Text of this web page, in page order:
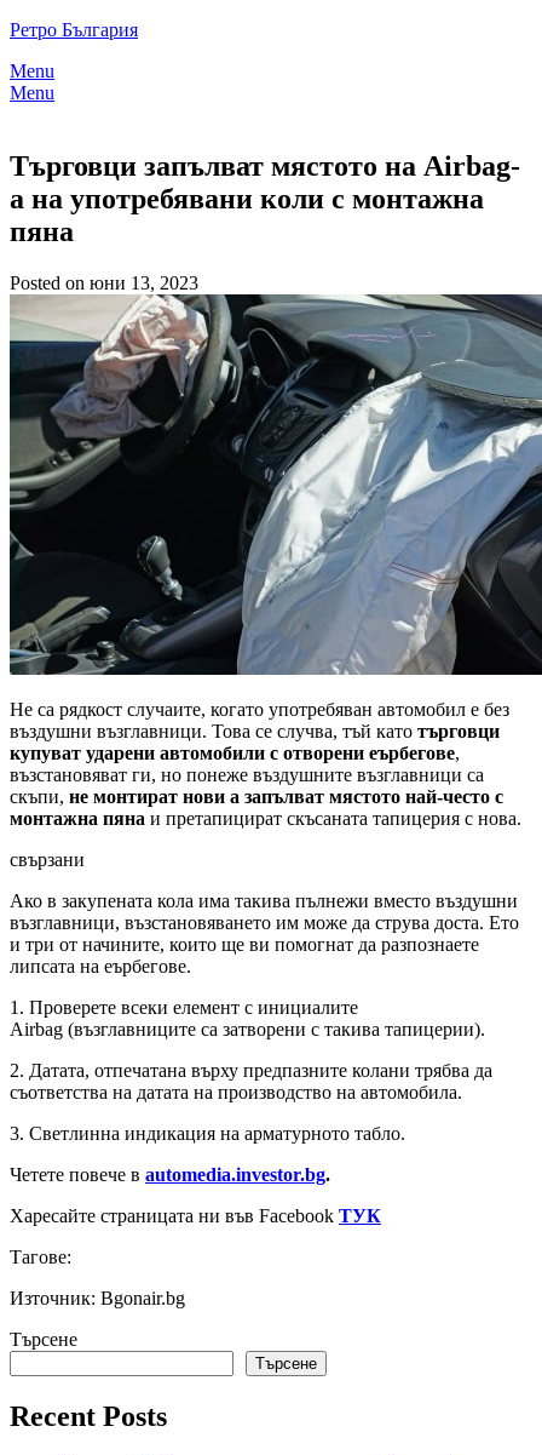
Skip
content
Ретро България
Menu
Menu
Търговци запълват мястото на Airbag-
а на употребявани коли с монтажна
пяна
Posted on юни 13, 2023
Не са рядкост случаите, когато употребяван автомобил е без
въздушни възглавници. Това се случва, тъй като търговци
купуват ударени автомобили с отворени еърбегове,
възстановяват ги, но понеже въздушните възглавници са
скъпи, не монтират нови а запълват мястото най-често с
монтажна пяна и претапицират скъсаната тапицерия с нова.
свързани
Ако в закупената кола има такива пълнежи вместо въздушни
възглавници, възстановяването им може да струва доста. Ето
и три от начините, които ще ви помогнат да разпознаете
липсата на еърбегове.
1. Проверете всеки елемент с инициалите
Airbag (възглавниците са затворени с такива тапицерии).
2. Датата, отпечатана върху предпазните колани трябва да
съответства на датата на производство на автомобила.
3. Светлинна индикация на арматурното табло.
Четете повече в automedia.investor.bg.
Харесайте страницата ни във Facebook ТУК
Тагове:
Източник: Bgonair.bg
Търсене
Търсене
Recent Posts